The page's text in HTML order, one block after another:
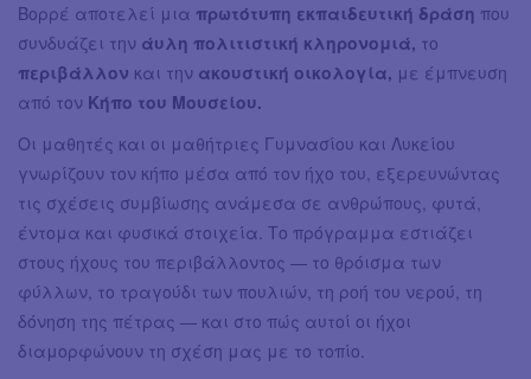
Βορρέ αποτελεί μια πρωτότυπη εκπαιδευτική δράση που
συνδυάζει την άυλη πολιτιστική κληρονομιά, το
περιβάλλον και την ακουστική οικολογία, με έμπνευση
από τον Κήπο του Μουσείου.
Οι μαθητές και οι μαθήτριες Γυμνασίου και Λυκείου
γνωρίζουν τον κήπο μέσα από τον ήχο του, εξερευνώντας
τις σχέσεις συμβίωσης ανάμεσα σε ανθρώπους, φυτά,
έντομα και φυσικά στοιχεία. Το πρόγραμμα εστιάζει
στους ήχους του περιβάλλοντος — το θρόισμα των
φύλλων, το τραγούδι των πουλιών, τη ροή του νερού, τη
δόνηση της πέτρας — και στο πώς αυτοί οι ήχοι
διαμορφώνουν τη σχέση μας με το τοπίο.